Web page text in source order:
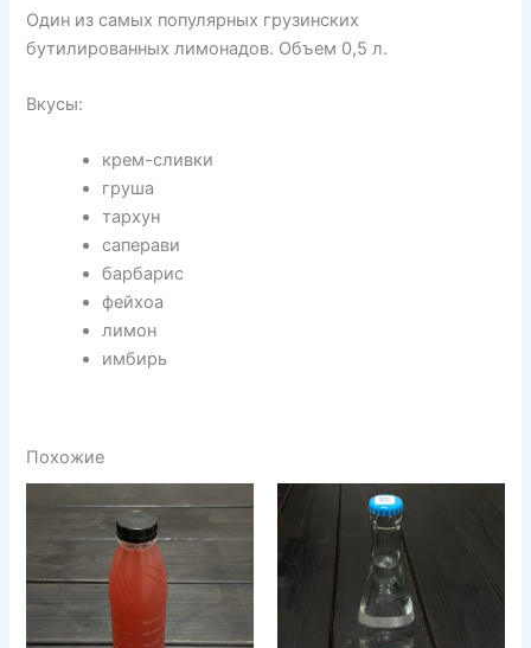
Один из самых популярных грузинских
бутилированных лимонадов. Объем 0,5 л.
Вкусы:
крем-сливки
груша
тархун
саперави
барбарис
фейхоа
лимон
имбирь
Похожие